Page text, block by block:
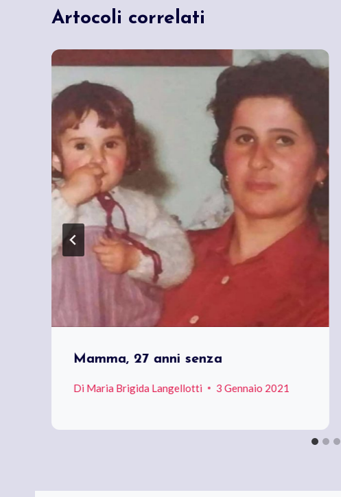
Artocoli correlati
Mamma, 27 anni senza
Di Maria Brigida Langellotti 3 Gennaio 2021